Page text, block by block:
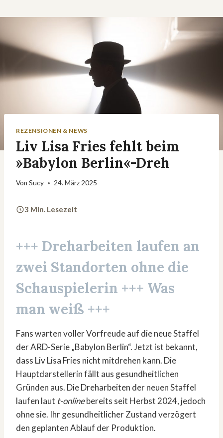
REZENSIONEN & NEWS
Liv Lisa Fries fehlt beim
»Babylon Berlin«-Dreh
Von Sucy 24. März 2025
3 Min. Lesezeit
+++ Dreharbeiten laufen an
zwei Standorten ohne die
Schauspielerin +++ Was
man weiß +++
Fans warten voller Vorfreude auf die neue Staffel
der ARD-Serie „Babylon Berlin“. Jetzt ist bekannt,
dass Liv Lisa Fries nicht mitdrehen kann. Die
Hauptdarstellerin fällt aus gesundheitlichen
Gründen aus. Die Dreharbeiten der neuen Staffel
laufen laut t-onlinebereits seit Herbst 2024, jedoch
ohne sie. Ihr gesundheitlicher Zustand verzögert
den geplanten Ablauf der Produktion.